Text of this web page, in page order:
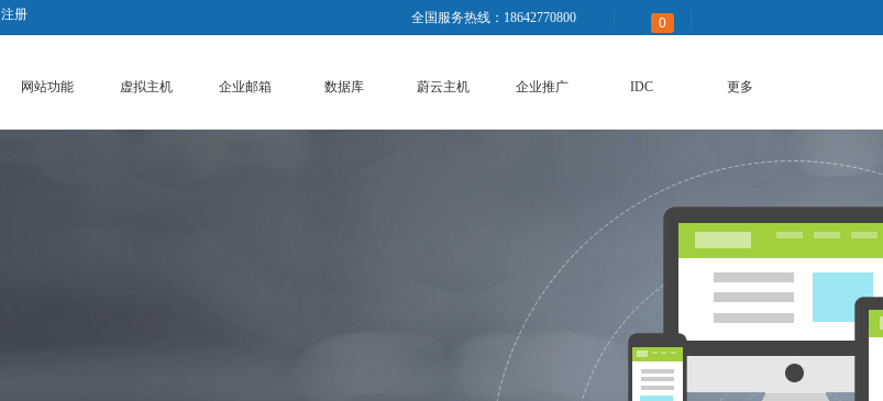
全国服务热线：18642770800
注册
0
网站功能 虚拟主机 企业邮箱 数据库 蔚云主机 企业推广 IDC 更多